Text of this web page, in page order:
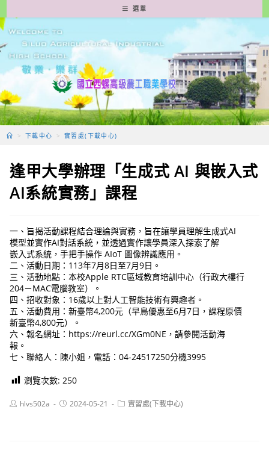
轉
至
要
容
選單
> 下載中心 > 實習處(下載中心)
逢甲大學辦理「生成式 AI 與嵌入式
AI系統實務」課程
一、旨揭活動課程結合理論與實務，旨在讓學員理解生成式AI
模型並實作AI對話系統，並透過實作讓學員深入探索了解
嵌入式系統，手把手操作 AIoT 圖像辨識應用。
二、活動日期：113年7月8日至7月9日。
三、活動地點：本校Apple RTC區域教育培訓中心（行政大樓行
204－MAC電腦教室）。
四、招收對象：16歲以上對人工智能技術有興趣者。
五、活動費用：新臺幣4,200元（早鳥優惠至6月7日，課程原價
新臺幣4,800元）。
六、報名網址：https://reurl.cc/XGm0NE，請參閱活動海
報。
七、聯絡人：陳小姐，電話：04-24517250分機3995
瀏覽次數: 250
Posthlvs502a
Post2024-05-21
Post實習處(下載中心)